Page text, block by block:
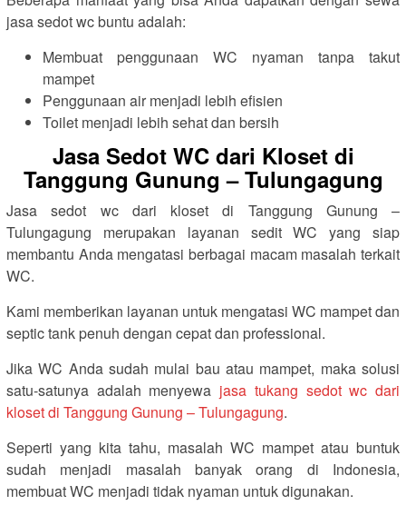
jasa sedot wc buntu adalah:
Membuat penggunaan WC nyaman tanpa takut
mampet
Penggunaan air menjadi lebih efisien
Toilet menjadi lebih sehat dan bersih
Jasa Sedot WC dari Kloset di
Tanggung Gunung – Tulungagung
Jasa sedot wc dari kloset di Tanggung Gunung –
Tulungagung merupakan layanan sedit WC yang siap
membantu Anda mengatasi berbagai macam masalah terkait
WC.
Kami memberikan layanan untuk mengatasi WC mampet dan
septic tank penuh dengan cepat dan professional.
Jika WC Anda sudah mulai bau atau mampet, maka solusi
satu-satunya adalah menyewa jasa tukang sedot wc dari
kloset di Tanggung Gunung – Tulungagung.
Seperti yang kita tahu, masalah WC mampet atau buntuk
sudah menjadi masalah banyak orang di Indonesia,
membuat WC menjadi tidak nyaman untuk digunakan.